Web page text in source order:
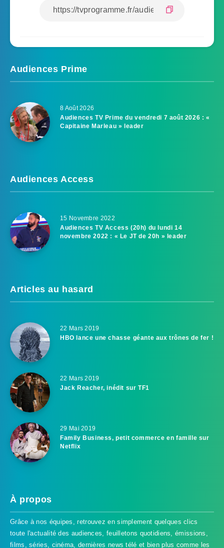
Audiences Prime
8 Août 2026
Audiences TV Prime du vendredi 7 août 2026 : «
Capitaine Marleau » leader
Audiences Access
15 Novembre 2022
Audiences TV Access (20h) du lundi 14
novembre 2022 : « Le JT de 20h » leader
Articles au hasard
22 Mars 2019
HBO lance une chasse géante aux trônes de fer !
22 Mars 2019
Jack Reacher, inédit sur TF1
29 Mai 2019
Family Business, petit commerce en famille sur
Netflix
À propos
Grâce à nos équipes, retrouvez en simplement quelques clics
toute l'actualité des audiences, feuilletons quotidiens, émissions,
films, séries, cinéma, dernières news télé et bien plus comme les